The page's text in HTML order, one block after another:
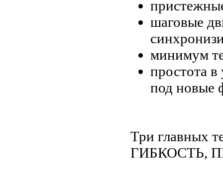
шаговые
минимум
простота
под новые
Три главных
ГИБКОСТЬ,